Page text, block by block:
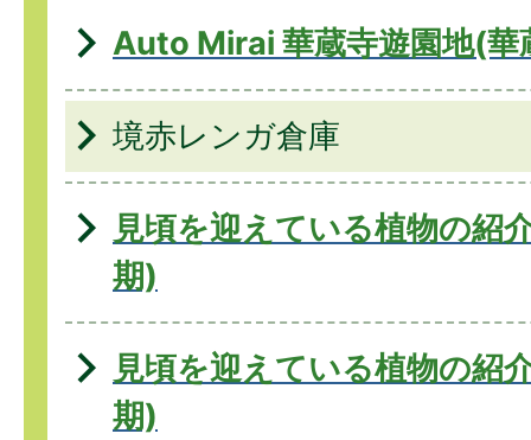
Auto Mirai 華蔵寺遊園地(華
境赤レンガ倉庫
見頃を迎えている植物の紹
期)
見頃を迎えている植物の紹
期)